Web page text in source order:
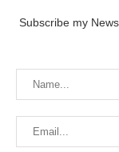
Subscribe my